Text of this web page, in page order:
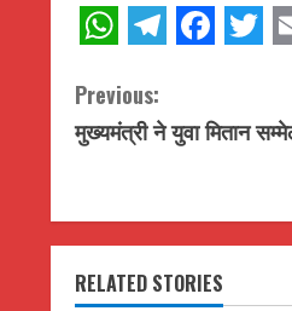
WhatsApp
C
o
t
Previous:
मुख्यमंत्री ने युवा मितान
RELATED STORIES